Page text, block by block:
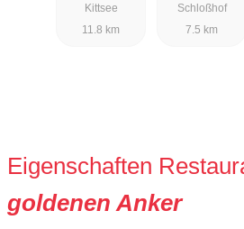
Kittsee
11.8 km
Pfau
Schloßhof
7.5 km
Eigenschaften
goldenen Anker